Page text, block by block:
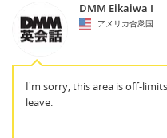
DMM Eikaiwa I
アメリカ合衆国
I'm sorry, this area is off-
leave.